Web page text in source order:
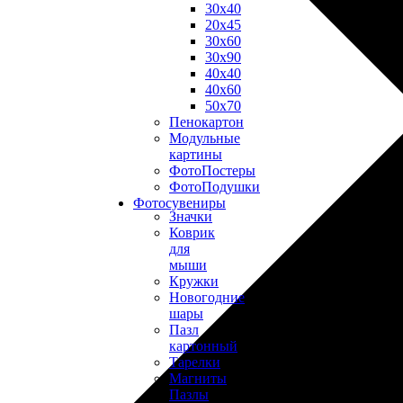
30х40
20х45
30х60
30х90
40х40
40х60
50х70
Пенокартон
Модульные
картины
ФотоПостеры
ФотоПодушки
Фотоcувениры
Значки
Коврик
для
мыши
Кружки
Новогодние
шары
Пазл
картонный
Тарелки
Магниты
Пазлы